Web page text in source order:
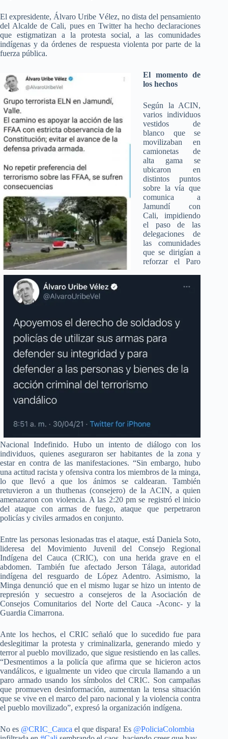
El expresidente, Álvaro Uribe Vélez, no dista del pensamiento
del Alcalde de Cali, pues en Twitter ha hecho declaraciones
que estigmatizan a la protesta social, a las comunidades
indígenas y da órdenes de respuesta violenta por parte de la
fuerza pública.
El momento de
los hechos
Según la ACIN,
varios individuos
vestidos de
blanco que se
movilizaban en
camionetas de
alta gama se
ubicaron en
distintos puntos
sobre la vía que
comunica a
Jamundí con
Cali, impidiendo
el paso de las
delegaciones de
las comunidades
que se dirigían a
reforzar el Paro
Nacional Indefinido. Hubo un intento de diálogo con los
individuos, quienes aseguraron ser habitantes de la zona y
estar en contra de las manifestaciones. “Sin embargo, hubo
una actitud racista y ofensiva contra los miembros de la minga,
lo que llevó a que los ánimos se caldearan. También
retuvieron a un thuthenas (consejero) de la ACIN, a quien
amenazaron con violencia. A las 2:20 pm se registró el inicio
del ataque con armas de fuego, ataque que perpetraron
policías y civiles armados en conjunto.
Entre las personas lesionadas tras el ataque, está Daniela Soto,
lideresa del Movimiento Juvenil del Consejo Regional
Indígena del Cauca (CRIC), con una herida grave en el
abdomen. También fue afectado Jerson Tálaga, autoridad
indígena del resguardo de López Adentro. Asimismo, la
Minga denunció que en el mismo lugar se hizo un intento de
represión y secuestro a consejeros de la Asociación de
Consejos Comunitarios del Norte del Cauca -Aconc- y la
Guardia Cimarrona.
Ante los hechos, el CRIC señaló que lo sucedido fue para
deslegitimar la protesta y criminalizarla, generando miedo y
terror al pueblo movilizado, que sigue resistiendo en las calles.
“Desmentimos a la policía que afirma que se hicieron actos
vandálicos, e igualmente un video que circula llamando a un
paro armado usando los símbolos del CRIC. Son campañas
que promueven desinformación, aumentan la tensa situación
que se vive en el marco del paro nacional y la violencia contra
el pueblo movilizado”, expresó la organización indígena.
No es @CRIC_Cauca el que dispara! Es @PoliciaColombia